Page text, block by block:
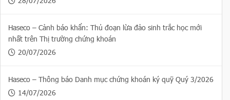
Haseco – Cảnh báo khẩn: Thủ đoạn lừa đảo sinh trắc học mới
nhất trên Thị trường chứng khoán
20/07/2026
Haseco – Thông báo Danh mục chứng khoán ký quỹ Quý 3/2026
14/07/2026